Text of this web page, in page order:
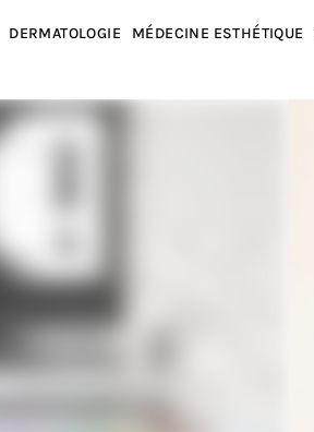
DERMATOLOGIE MÉDECINE ESTHÉTIQUE